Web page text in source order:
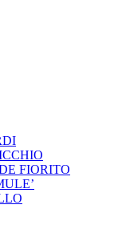
FIORITO